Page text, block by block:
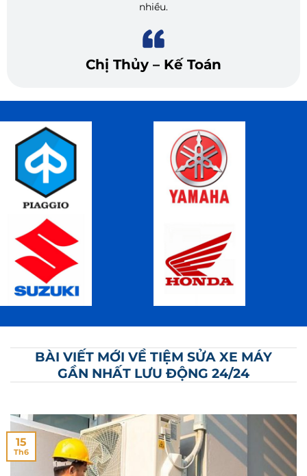
nhiều.
Chị Thủy – Kế Toán
BÀI VIẾT MỚI VỀ TIỆM SỬA XE MÁY
GẦN NHẤT LƯU ĐỘNG 24/24
15
Th6